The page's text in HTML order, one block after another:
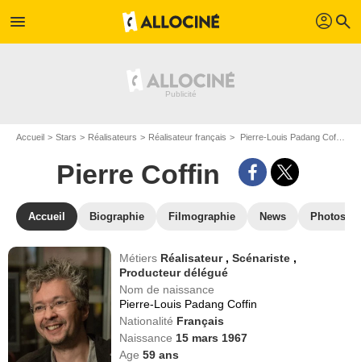
menu profil search
Accueil Stars Réalisateurs Réalisateur français Pierre-Louis Padang Coffin dit Pierre Coffin
Pierre Coffin
Accueil Biographie Filmographie News Photos
Métiers Réalisateur ,Scénariste ,
Producteur délégué
Nom de naissance
Pierre-Louis Padang Coffin
Nationalité Français
Naissance 15 mars 1967
Age59 ans